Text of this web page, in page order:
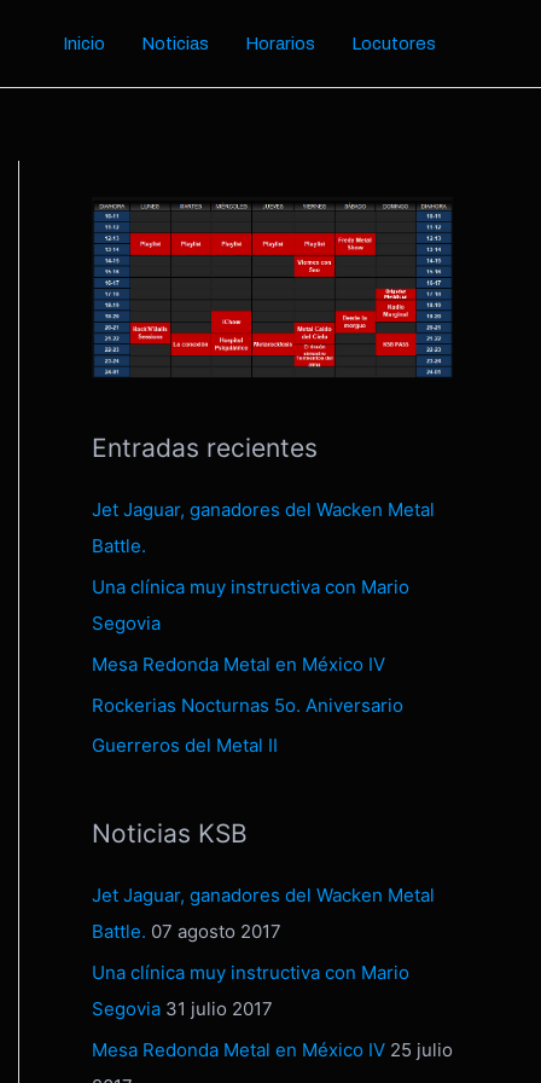
Inicio Noticias Horarios Locutores
Entradas recientes
Jet Jaguar, ganadores del Wacken Metal
Battle.
Una clínica muy instructiva con Mario
Segovia
Mesa Redonda Metal en México IV
Rockerias Nocturnas 5o. Aniversario
Guerreros del Metal II
Noticias KSB
Jet Jaguar, ganadores del Wacken Metal
Battle. 07 agosto 2017
Una clínica muy instructiva con Mario
Segovia 31 julio 2017
Mesa Redonda Metal en México IV 25 julio